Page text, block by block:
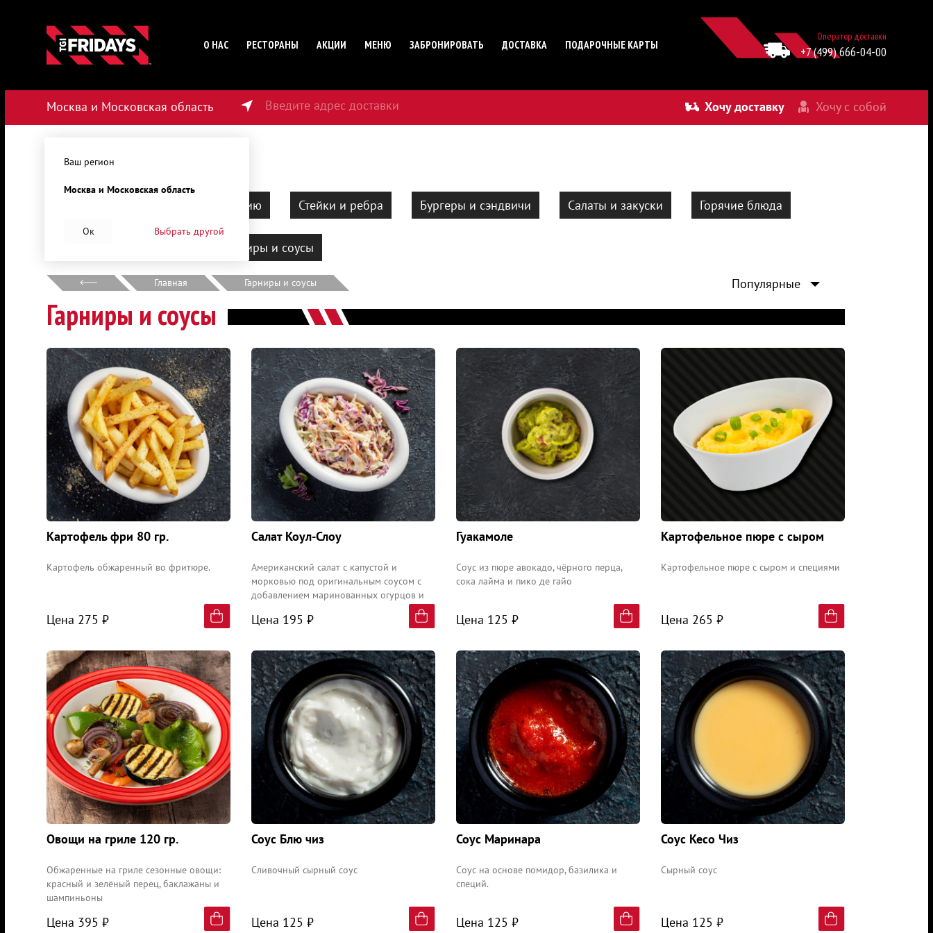
О НАС РЕСТОРАНЫ АКЦИИ МЕНЮ ЗАБРОНИРОВАТЬ ДОСТАВКА ПОДАРОЧНЫЕ КАРТЫ
Оператор доставки
+7 (499) 666-04-00
Москва и Московская область Введите адрес доставки Хочу доставку Хочу с собой
Ваш регион
Москва и Московская область
Ок Выбрать другой
Наборы на компанию Стейки и ребра Бургеры и сэндвичи Салаты и закуски Горячие блюда
Гарниры и соусы
Главная Гарниры и соусы Популярные
Гарниры и соусы
Картофель фри 80 гр.
Картофель обжаренный во фритюре.
Цена 275 ₽
Салат Коул-Слоу
Aмериканский салат с капустой и
морковью под оригинальным соусом с
добавлением маринованных огурцов и
Цена 195 ₽
Гуакамоле
Соус из пюре авокадо, чёрного перца,
сока лайма и пико де гайо
Цена 125 ₽
Картофельное пюре с сыром
Картофельное пюре с сыром и специями
Цена 265 ₽
Овощи на гриле 120 гр.
Обжаренные на гриле сезонные овощи:
красный и зелёный перец, баклажаны и
шампиньоны
Цена 395 ₽
Соус Блю чиз
Сливочный сырный соус
Цена 125 ₽
Соус Маринара
Соус на основе помидор, базилика и
специй.
Цена 125 ₽
Соус Кесо Чиз
Сырный соус
Цена 125 ₽